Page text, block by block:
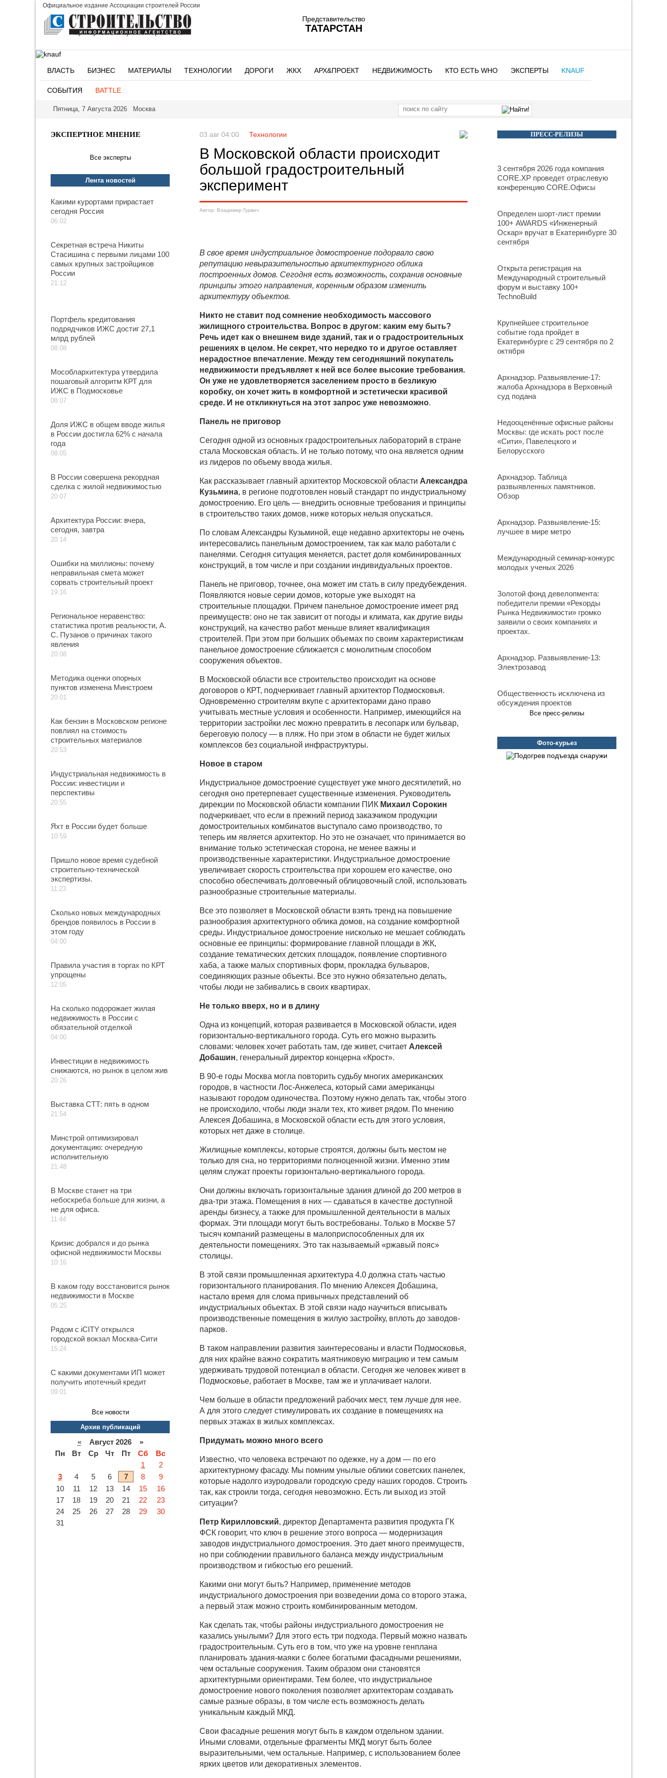
Официальное издание Ассоциации строителей России
Партнер Союза архитекторов России
Представительство
ТАТАРСТАН
ВЛАСТЬ БИЗНЕС МАТЕРИАЛЫ ТЕХНОЛОГИИ ДОРОГИ ЖКХ АРХ&ПРОЕКТ НЕДВИЖИМОСТЬ КТО ЕСТЬ WHO ЭКСПЕРТЫ KNAUF
СОБЫТИЯ BATTLE
Пятница, 7 Августа 2026 Москва
ЭКСПЕРТНОЕ МНЕНИЕ
Все эксперты
Лента новостей
Какими курортами прирастает
сегодня Россия
06:02
Секретная встреча Никиты
Стасишина с первыми лицами 100
самых крупных застройщиков
России
21:12
Портфель кредитования
подрядчиков ИЖС достиг 27,1
млрд рублей
08:08
Мособлархитектура утвердила
пошаговый алгоритм КРТ для
ИЖС в Подмосковье
08:07
Доля ИЖС в общем вводе жилья
в России достигла 62% с начала
года
08:05
В России совершена рекордная
сделка с жилой недвижимостью
20:07
Архитектура России: вчера,
сегодня, завтра
20:14
Ошибки на миллионы: почему
неправильная смета может
сорвать строительный проект
19:16
Региональное неравенство:
статистика против реальности, А.
С. Пузанов о причинах такого
явления
20:08
Методика оценки опорных
пунктов изменена Минстроем
20:01
Как бензин в Московском регионе
повлиял на стоимость
строительных материалов
20:53
Индустриальная недвижимость в
России: инвестиции и
перспективы
20:55
Яхт в России будет больше
10:59
Пришло новое время судебной
строительно-технической
экспертизы.
11:23
Сколько новых международных
брендов появилось в России в
этом году
04:00
Правила участия в торгах по КРТ
упрощены
12:05
На сколько подорожает жилая
недвижимость в России с
обязательной отделкой
04:00
Инвестиции в недвижимость
снижаются, но рынок в целом жив
20:26
Выставка СТТ: пять в одном
21:54
Минстрой оптимизировал
документацию: очередную
исполнительную
21:48
В Москве станет на три
небоскреба больше для жизни, а
не для офиса.
11:44
Кризис добрался и до рынка
офисной недвижимости Москвы
10:16
В каком году восстановится рынок
недвижимости в Москве
05:25
Рядом с iCITY открылся
городской вокзал Москва-Сити
15:24
С какими документами ИП может
получить ипотечный кредит
09:01
Все новости
Архив публикаций
«Август 2026 »
Пн
Вт Ср Чт Пт Сб
Вс
1
2
3
4 5 6 7 8
9
10
11 12 13 14 15
16
17
18 19 20 21 22
23
24
25 26 27 28 29
30
31
03 авг 04:00 Технологии
В Московской области происходит
большой градостроительный
эксперимент
Автор: Владимир Гурвич
В свое время индустриальное домостроение подорвало свою
репутацию невыразительностью архитектурного облика
построенных домов. Сегодня есть возможность, сохранив основные
принципы этого направления, коренным образом изменить
архитектуру объектов.
Никто не ставит под сомнение необходимость массового
жилищного строительства. Вопрос в другом: каким ему быть?
Речь идет как о внешнем виде зданий, так и о градостроительных
решениях в целом. Не секрет, что нередко то и другое оставляет
нерадостное впечатление. Между тем сегодняшний покупатель
недвижимости предъявляет к ней все более высокие требования.
Он уже не удовлетворяется заселением просто в безликую
коробку, он хочет жить в комфортной и эстетически красивой
среде. И не откликнуться на этот запрос уже невозможно.
Панель не приговор
Сегодня одной из основных градостроительных лабораторий в стране
стала Московская область. И не только потому, что она является одним
из лидеров по объему ввода жилья.
Как рассказывает главный архитектор Московской области Александра
Кузьмина, в регионе подготовлен новый стандарт по индустриальному
домостроению. Его цель — внедрить основные требования и принципы
в строительство таких домов, ниже которых нельзя опускаться.
По словам Александры Кузьминой, еще недавно архитекторы не очень
интересовались панельным домостроением, так как мало работали с
панелями. Сегодня ситуация меняется, растет доля комбинированных
конструкций, в том числе и при создании индивидуальных проектов.
Панель не приговор, точнее, она может им стать в силу предубеждения.
Появляются новые серии домов, которые уже выходят на
строительные площадки. Причем панельное домостроение имеет ряд
преимуществ: оно не так зависит от погоды и климата, как другие виды
конструкций, на качество работ меньше влияет квалификация
строителей. При этом при больших объемах по своим характеристикам
панельное домостроение сближается с монолитным способом
сооружения объектов.
В Московской области все строительство происходит на основе
договоров о КРТ, подчеркивает главный архитектор Подмосковья.
Одновременно строителям вкупе с архитекторами дано право
учитывать местные условия и особенности. Например, имеющийся на
территории застройки лес можно превратить в лесопарк или бульвар,
береговую полосу — в пляж. Но при этом в области не будет жилых
комплексов без социальной инфраструктуры.
Новое в старом
Индустриальное домостроение существует уже много десятилетий, но
сегодня оно претерпевает существенные изменения. Руководитель
дирекции по Московской области компании ПИК Михаил Сорокин
подчеркивает, что если в прежний период заказчиком продукции
домостроительных комбинатов выступало само производство, то
теперь им является архитектор. Но это не означает, что принимается во
внимание только эстетическая сторона, не менее важны и
производственные характеристики. Индустриальное домостроение
увеличивает скорость строительства при хорошем его качестве, оно
способно обеспечивать долговечный облицовочный слой, использовать
разнообразные строительные материалы.
Все это позволяет в Московской области взять тренд на повышение
разнообразия архитектурного облика домов, на создание комфортной
среды. Индустриальное домостроение нисколько не мешает соблюдать
основные ее принципы: формирование главной площади в ЖК,
создание тематических детских площадок, появление спортивного
хаба, а также малых спортивных форм, прокладка бульваров,
соединяющих разные объекты. Все это нужно обязательно делать,
чтобы люди не забивались в своих квартирах.
Не только вверх, но и в длину
Одна из концепций, которая развивается в Московской области, идея
горизонтально-вертикального города. Суть его можно выразить
словами: человек хочет работать там, где живет, считает Алексей
Добашин, генеральный директор концерна «Крост».
В 90-е годы Москва могла повторить судьбу многих американских
городов, в частности Лос-Анжелеса, который сами американцы
называют городом одиночества. Поэтому нужно делать так, чтобы этого
не происходило, чтобы люди знали тех, кто живет рядом. По мнению
Алексея Добашина, в Московской области есть для этого условия,
которых нет даже в столице.
Жилищные комплексы, которые строятся, должны быть местом не
только для сна, но территориями полноценной жизни. Именно этим
целям служат проекты горизонтально-вертикального города.
Они должны включать горизонтальные здания длиной до 200 метров в
два-три этажа. Помещения в них — сдаваться в качестве доступной
аренды бизнесу, а также для промышленной деятельности в малых
формах. Эти площади могут быть востребованы. Только в Москве 57
тысяч компаний размещены в малоприспособленных для их
деятельности помещениях. Это так называемый «ржавый пояс»
столицы.
В этой связи промышленная архитектура 4.0 должна стать частью
горизонтального планирования. По мнению Алексея Добашина,
настало время для слома привычных представлений об
индустриальных объектах. В этой связи надо научиться вписывать
производственные помещения в жилую застройку, вплоть до заводов-
парков.
В таком направлении развития заинтересованы и власти Подмосковья,
для них крайне важно сократить маятниковую миграцию и тем самым
удерживать трудовой потенциал в области. Сегодня же человек живет в
Подмосковье, работает в Москве, там же и уплачивает налоги.
Чем больше в области предложений рабочих мест, тем лучше для нее.
А для этого следует стимулировать их создание в помещениях на
первых этажах в жилых комплексах.
Придумать можно много всего
Известно, что человека встречают по одежке, ну а дом — по его
архитектурному фасаду. Мы помним унылые облики советских панелек,
которые надолго изуродовали городскую среду наших городов. Строить
так, как строили тогда, сегодня невозможно. Есть ли выход из этой
ситуации?
Петр Кирилловский, директор Департамента развития продукта ГК
ФСК говорит, что ключ в решение этого вопроса — модернизация
заводов индустриального домостроения. Это дает много преимуществ,
но при соблюдении правильного баланса между индустриальным
производством и гибкостью его решений.
Какими они могут быть? Например, применение методов
индустриального домостроения при возведении дома со второго этажа,
а первый этаж можно строить комбинированным методом.
Как сделать так, чтобы районы индустриального домостроения не
казались унылыми? Для этого есть три подхода. Первый можно назвать
градостроительным. Суть его в том, что уже на уровне генплана
планировать здания-маяки с более богатыми фасадными решениями,
чем остальные сооружения. Таким образом они становятся
архитектурными ориентирами. Тем более, что индустриальное
домостроение нового поколения позволяет архитекторам создавать
самые разные образы, в том числе есть возможность делать
уникальным каждый МКД.
Свои фасадные решения могут быть в каждом отдельном здании.
Иными словами, отдельные фрагменты МКД могут быть более
выразительными, чем остальные. Например, с использованием более
ярких цветов или декоративных элементов.
ПРЕСС-РЕЛИЗЫ
3 сентября 2026 года компания
CORE.XP проведет отраслевую
конференцию CORE.Офисы
Определен шорт-лист премии
100+ AWARDS «Инженерный
Оскар» вручат в Екатеринбурге 30
сентября
Открыта регистрация на
Международный строительный
форум и выставку 100+
TechnoBuild
Крупнейшее строительное
событие года пройдет в
Екатеринбурге с 29 сентября по 2
октября
Архнадзор. Развыявление-17:
жалоба Архнадзора в Верховный
суд подана
Недооценённые офисные районы
Москвы: где искать рост после
«Сити», Павелецкого и
Белорусского
Архнадзор. Таблица
развыявленных памятников.
Обзор
Архнадзор. Развыявление-15:
лучшее в мире метро
Международный семинар-конкурс
молодых ученых 2026
Золотой фонд девелопмента:
победители премии «Рекорды
Рынка Недвижимости» громко
заявили о своих компаниях и
проектах.
Архнадзор. Развыявление-13:
Электрозавод
Общественность исключена из
обсуждения проектов
Все пресс-релизы
Фото-курьез